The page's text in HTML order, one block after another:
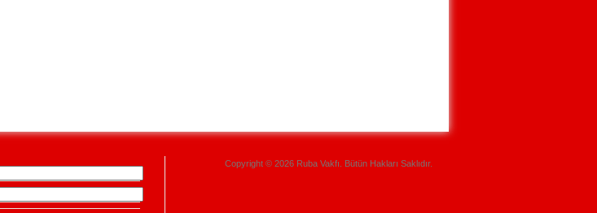
Copyright © 2026 Ruba Vakfı. Bütün Hakları Saklıdır.